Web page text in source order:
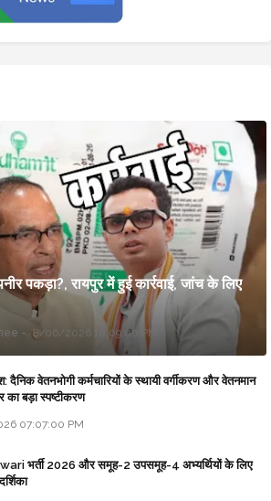
पकड़ा?, रायपुर में हुई कार्रवाई, जांच के लिए
8/06/2026 10:09:00 PM
दैनिक वेतनभोगी कर्मचारियों के स्थायी वर्गीकरण और वेतनमान
का बड़ा स्पष्टीकरण
07:07:00 PM
भर्ती 2026 और समूह-2 उपसमूह-4 अभ्यर्थियों के लिए